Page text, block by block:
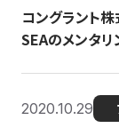
コングラント
SEAのメンタ
2020.10.29